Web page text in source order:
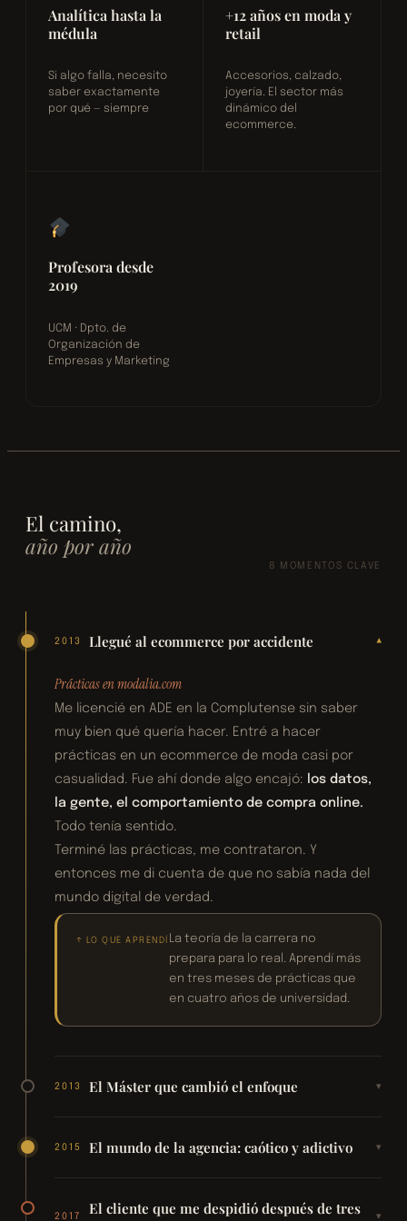
Analítica hasta la
médula
Si algo falla, necesito
saber exactamente
por qué — siempre
+12 años en moda y
retail
Accesorios, calzado,
joyería. El sector más
dinámico del
ecommerce.
Profesora desde
2019
UCM · Dpto. de
Organización de
Empresas y Marketing
El camino,
año por año
8 MOMENTOS CLAVE
2013 Llegué al ecommerce por accidente ▾
Prácticas en modalia.com
Me licencié en ADE en la Complutense sin saber
muy bien qué quería hacer. Entré a hacer
prácticas en un ecommerce de moda casi por
casualidad. Fue ahí donde algo encajó:
los datos,
la gente, el comportamiento de compra online.
Todo tenía sentido.
Terminé las prácticas, me contrataron. Y
entonces me di cuenta de que no sabía nada del
mundo digital de verdad.
↑ LO QUE APRENDÍ La teoría de la carrera no
prepara para lo real. Aprendí más
en tres meses de prácticas que
en cuatro años de universidad.
2013 El Máster que cambió el enfoque ▾
2015 El mundo de la agencia: caótico y adictivo ▾
2017
El cliente que me despidió después de tres
▾